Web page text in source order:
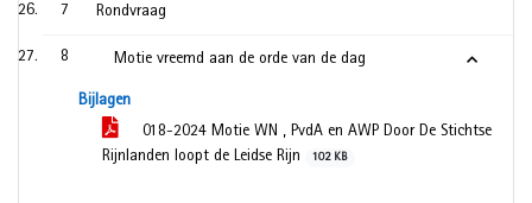
7 Rondvraag
8 Motie vreemd aan de orde van de dag
Bijlagen
018-2024 Motie WN , PvdA en AWP Door De Stichtse
Rijnlanden loopt de Leidse Rijn
102 KB